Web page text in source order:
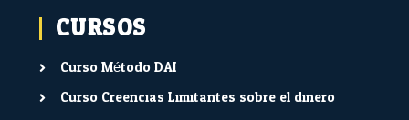
CURSOS
Curso Método DAI
Curso Creencias Limitantes sobre el dinero